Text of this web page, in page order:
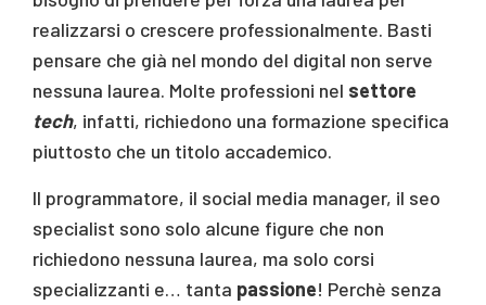
realizzarsi o crescere professionalmente. Basti
pensare che già nel mondo del digital non serve
nessuna laurea. Molte professioni nel settore
tech, infatti, richiedono una formazione specifica
piuttosto che un titolo accademico.
Il programmatore, il social media manager, il seo
specialist sono solo alcune figure che non
richiedono nessuna laurea, ma solo corsi
specializzanti e… tanta passione! Perchè senza